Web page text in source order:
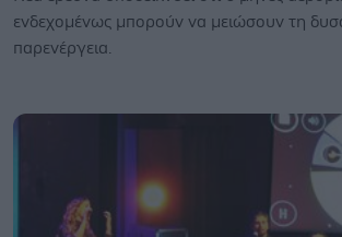
ενδεχομένως μπορούν να μειώσουν τη
παρενέργεια.